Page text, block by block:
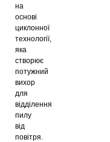
на
основі
циклонної
технології,
яка
створює
потужний
вихор
для
відділення
пилу
від
повітря.